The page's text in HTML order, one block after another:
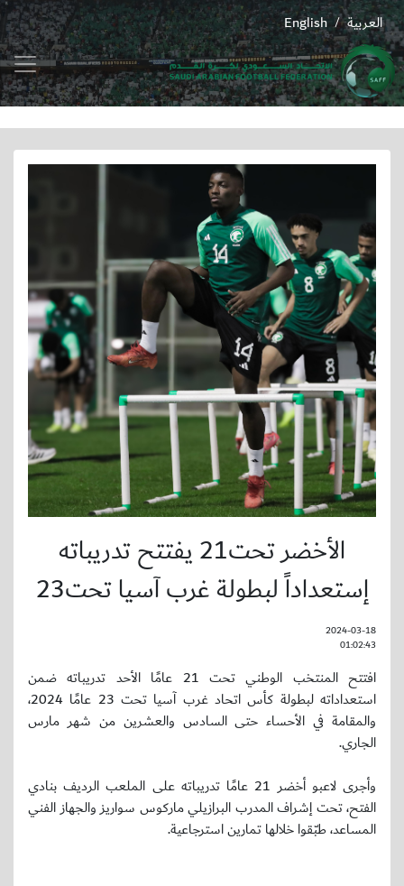
English / العربية
الأخضر تحت21 يفتتح تدريباته
إستعداداً لبطولة غرب آسيا تحت23
2024-03-18
01:02:43
افتتح المنتخب الوطني تحت 21 عامًا الأحد تدريباته ضمن
استعداداته لبطولة كأس اتحاد غرب آسيا تحت 23 عامًا 2024،
والمقامة في الأحساء حتى السادس والعشرين من شهر مارس
الجاري.
وأجرى لاعبو أخضر 21 عامًا تدريباته على الملعب الرديف بنادي
الفتح، تحت إشراف المدرب البرازيلي ماركوس سواريز والجهاز الفني
المساعد، طبّقوا خلالها تمارين استرجاعية.